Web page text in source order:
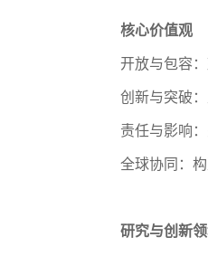
核心价值观
开放与包容 ：
创新与突破 ：
责任与影响 ：
全球协同 ：
研究与创新